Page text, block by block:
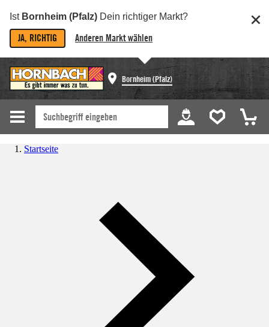
Ist Bornheim (Pfalz) Dein richtiger Markt?
JA, RICHTIG Anderen Markt wählen
Bornheim (Pfalz)
Startseite